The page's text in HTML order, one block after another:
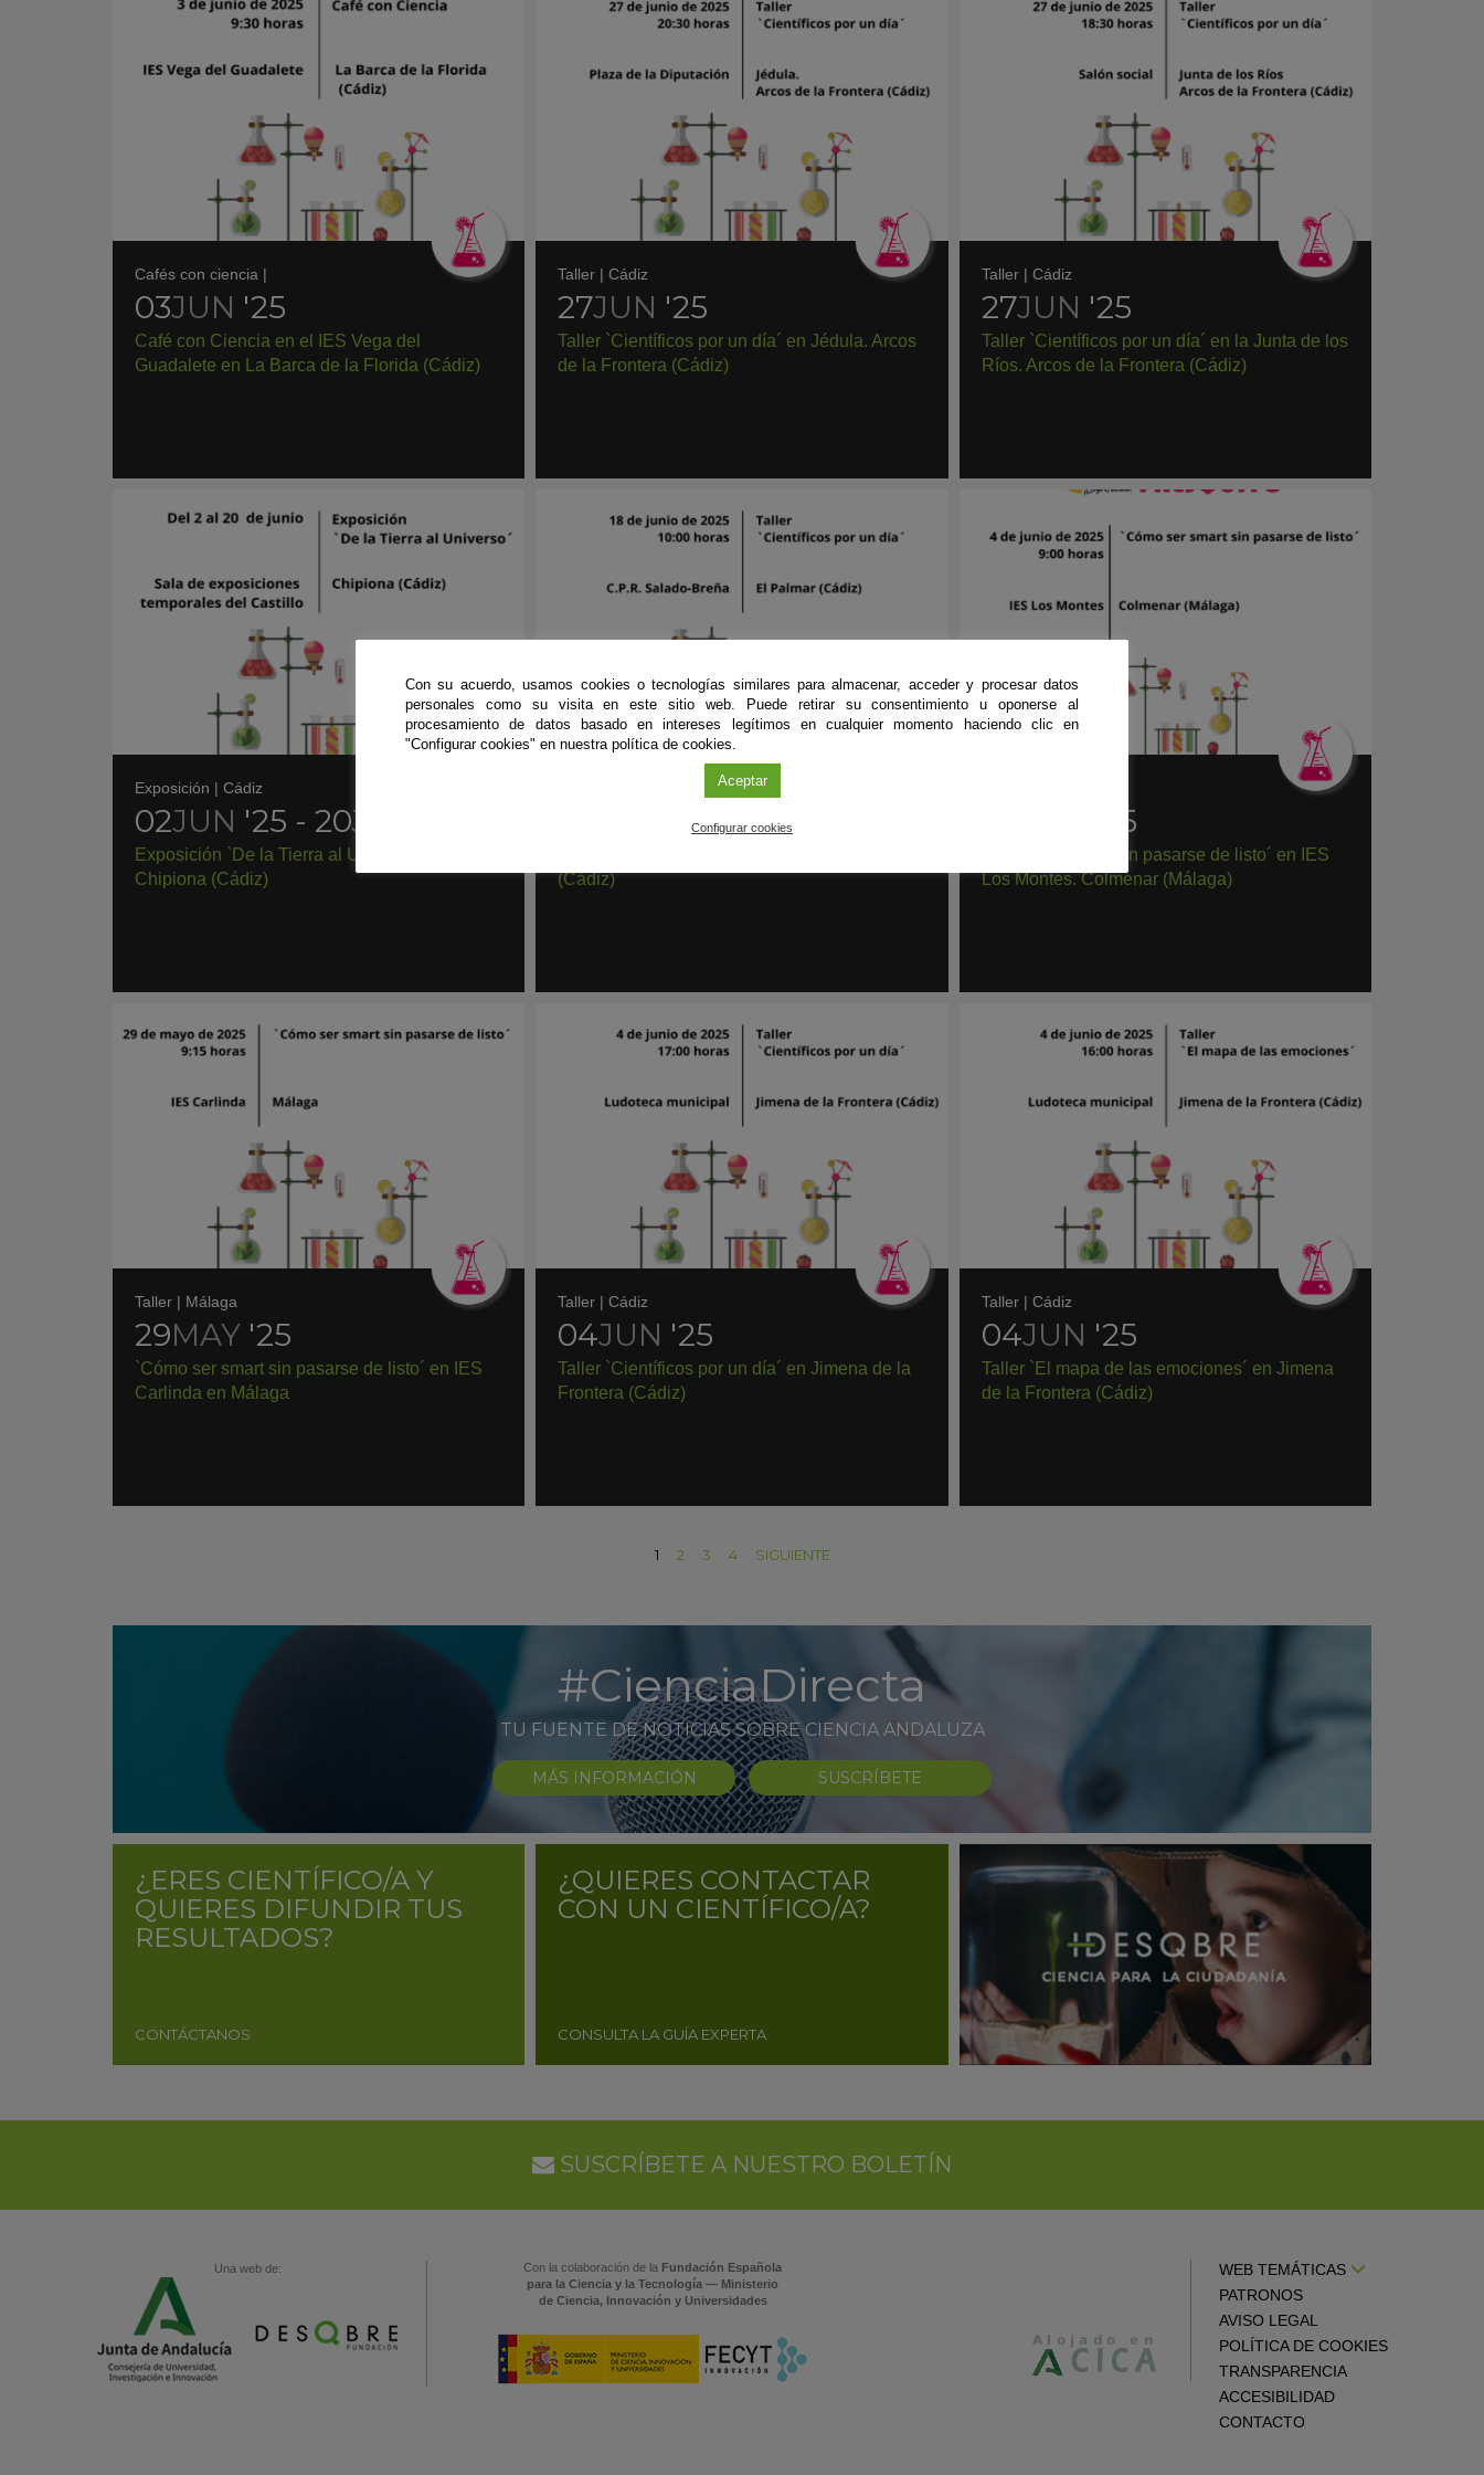
Cafés con ciencia |
03JUN '25
Café con Ciencia en el IES Vega del
Guadalete en La Barca de la Florida (Cádiz)
Taller |Cádiz
27JUN '25
Taller `Científicos por un día´ en Jédula. Arcos
de la Frontera (Cádiz)
Taller| Cádiz
27JUN '25
Taller `Científicos por un día´ en la Junta de los
Ríos. Arcos de la Frontera (Cádiz)
Exposición | Cádiz
02JUN '25 - 20JUN
Exposición `De la Tierra al Universo´ en
Chipiona (Cádiz)
'25
(Cádiz)
'25
`Cómo ser smart sin pasarse de listo´ en IES
Los Montes. Colmenar (Málaga)
Taller | Málaga
29MAY '25
`Cómo ser smart sin pasarse de listo´ en IES
Carlinda en Málaga
Taller |Cádiz
04JUN '25
Taller `Científicos por un día´ en Jimena de la
Frontera (Cádiz)
Taller| Cádiz
04JUN '25
Taller `El mapa de las emociones´ en Jimena
de la Frontera (Cádiz)
1 2 3 4 SIGUIENTE
#CienciaDirecta
TU FUENTE DE NOTICIAS SOBRE CIENCIA ANDALUZA
MÁS INFORMACIÓN SUSCRÍBETE
¿ERES CIENTÍFICO/A Y
QUIERES DIFUNDIR TUS
RESULTADOS?
CONTÁCTANOS
¿QUIERES CONTACTAR
CON UN CIENTÍFICO/A?
CONSULTA LA GUÍA EXPERTA
SUSCRÍBETE A NUESTRO BOLETÍN
Una web de: Con la colaboración de la Fundación Española
para la Ciencia y la Tecnología — Ministerio
de Ciencia, Innovación y Universidades
WEB TEMÁTICAS
PATRONOS
AVISO LEGAL
POLÍTICA DE COOKIES
TRANSPARENCIA
ACCESIBILIDAD
CONTACTO
Con su acuerdo, usamos cookies o tecnologías similares para almacenar, acceder y procesar datos
personales como su visita en este sitio web. Puede retirar su consentimiento u oponerse al
procesamiento de datos basado en intereses legítimos en cualquier momento haciendo clic en
"Configurar cookies" en nuestra política de cookies.
Aceptar
Configurar cookies